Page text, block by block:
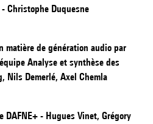
Christophe Duquesne
matière de génération audio par
Analyse et synthèse des
Nils Demerlé, Axel Chemla
DAFNE+ - Hugues Vinet, Grégory